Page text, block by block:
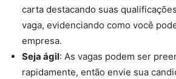
carta destacando suas
vaga, evidenciando como você
empresa.
Seja ágil: As vagas podem ser
rapidamente, então envie sua